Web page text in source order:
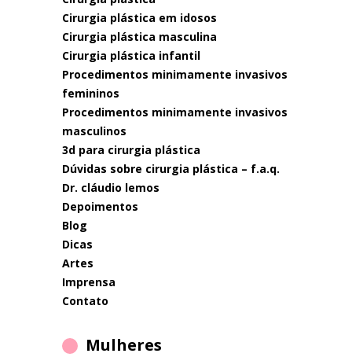
cirurgia plástica em idosos
cirurgia plástica masculina
cirurgia plástica infantil
procedimentos minimamente invasivos
femininos
procedimentos minimamente invasivos
masculinos
3d para cirurgia plástica
dúvidas sobre cirurgia plástica – f.a.q.
dr. cláudio lemos
depoimentos
blog
dicas
artes
imprensa
contato
Mulheres